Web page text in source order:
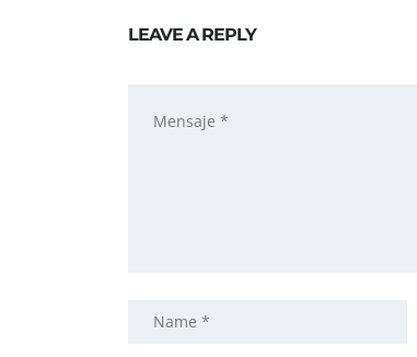
LEAVE A REPLY